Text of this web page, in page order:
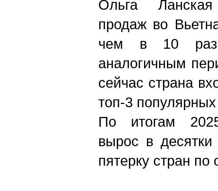
Ольга
продаж во
чем в 10
аналогичным
сейчас страна
топ-3
По итогам
вырос в
пятерку стран